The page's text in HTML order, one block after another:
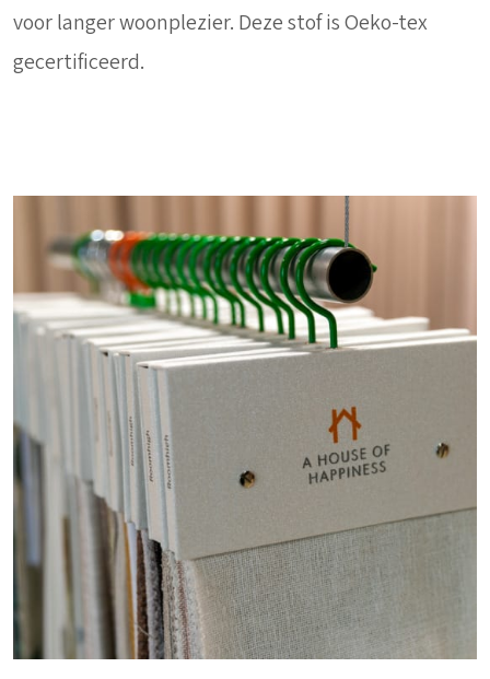
voor langer woonplezier. Deze stof is Oeko-tex
gecertificeerd.